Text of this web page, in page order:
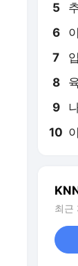
5
6
7
8
9
10
최근